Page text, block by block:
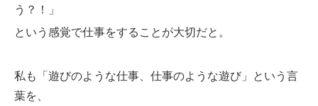
う？！」
という感覚で仕事をすることが大切だと。
私も「遊びのような仕事、仕事のような遊び」という言
葉を、